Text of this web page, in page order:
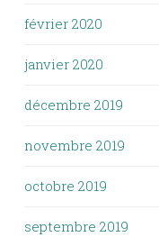
février 2020
janvier 2020
décembre 2019
novembre 2019
octobre 2019
septembre 2019